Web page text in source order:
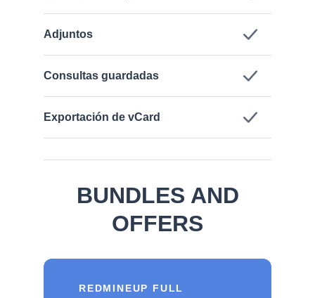
Adjuntos
Consultas guardadas
Exportación de vCard
BUNDLES AND
OFFERS
REDMINEUP FULL